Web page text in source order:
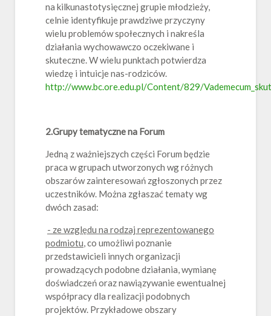
na kilkunastotysięcznej grupie młodzieży,
celnie identyfikuje prawdziwe przyczyny
wielu problemów społecznych i nakreśla
działania wychowawczo oczekiwane i
skuteczne. W wielu punktach potwierdza
wiedzę i intuicje nas-rodziców.
http://www.bc.ore.edu.pl/Content/829/
2.Grupy tematyczne na Forum
Jedną z ważniejszych części Forum będzie
praca w grupach utworzonych wg różnych
obszarów zainteresowań zgłoszonych przez
uczestników. Można zgłaszać tematy wg
dwóch zasad:
- ze względu na rodzaj reprezentowanego
podmiotu, co umożliwi poznanie
przedstawicieli innych organizacji
prowadzących podobne działania, wymianę
doświadczeń oraz nawiązywanie ewentualnej
współpracy dla realizacji podobnych
projektów. Przykładowe obszary